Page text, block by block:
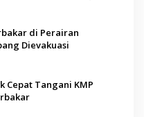
di Perairan
Dievakuasi
Cepat Tangani KMP